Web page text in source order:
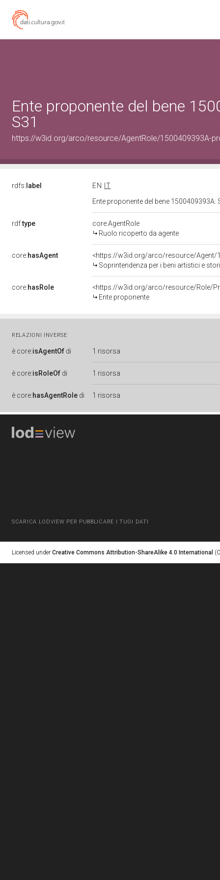
Ente proponente del bene
S31
https://w3id.org/arco/resource/AgentRole/1500409393A-
rdfs: label EN
IT
Ente proponente del bene 1500409393A:
rdf:type
core:AgentRole
Ruolo ricoperto da agente
core:hasAgent
<https://w3id.org/arco/resource/Agent/
Soprintendenza per i beni artistici e
core:hasRole
<https://w3id.org/arco/resource/Role/
Ente proponente
RELAZIONI INVERSE
è core:isAgentOf di 1 risorsa
è core:isRoleOf di 1 risorsa
è core:hasAgentRole di 1 risorsa
SCARICA LODVIEW PER PUBBLICARE I TUOI DATI
Licensed under Creative Commons Attribution-ShareAlike 4.0 International